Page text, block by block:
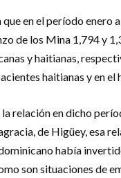
en el período
de los Mina 1,794 y
y haitianas,
haitianas y en
relación en dicho
de Higüey, esa
había
son situaciones de